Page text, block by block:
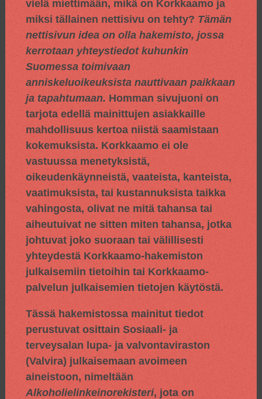
vielä miettimään, mikä on Korkkaamo ja
miksi tällainen nettisivu on tehty? Tämän
nettisivun idea on olla hakemisto, jossa
kerrotaan yhteystiedot kuhunkin
Suomessa toimivaan
anniskeluoikeuksista nauttivaan paikkaan
ja tapahtumaan. Homman sivujuoni on
tarjota edellä mainittujen asiakkaille
mahdollisuus kertoa niistä saamistaan
kokemuksista. Korkkaamo ei ole
vastuussa menetyksistä,
oikeudenkäynneistä, vaateista, kanteista,
vaatimuksista, tai kustannuksista taikka
vahingosta, olivat ne mitä tahansa tai
aiheutuivat ne sitten miten tahansa, jotka
johtuvat joko suoraan tai välillisesti
yhteydestä Korkkaamo-hakemiston
julkaisemiin tietoihin tai Korkkaamo-
palvelun julkaisemien tietojen käytöstä.
Tässä hakemistossa mainitut tiedot
perustuvat osittain Sosiaali- ja
terveysalan lupa- ja valvontaviraston
(Valvira) julkaisemaan avoimeen
aineistoon, nimeltään
Alkoholielinkeinorekisteri, jota on